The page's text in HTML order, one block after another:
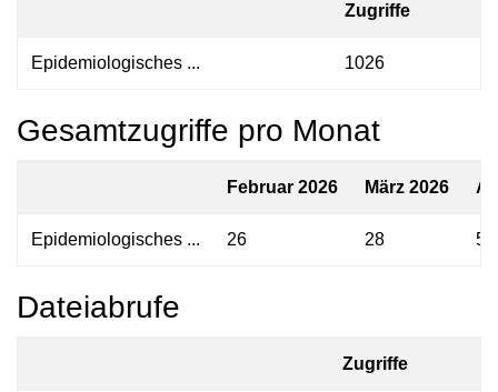
Zugriffe
Epidemiologisches ... 1026
Gesamtzugriffe pro Monat
Februar 2026 März 2026
Epidemiologisches ... 26 28 55
Dateiabrufe
Zugriffe